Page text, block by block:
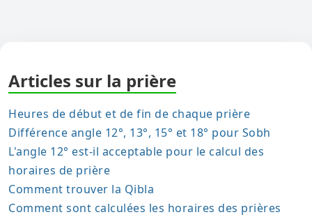
Articles sur la prière
Heures de début et de fin de chaque prière
Différence angle 12°, 13°, 15° et 18° pour Sobh
L'angle 12° est-il acceptable pour le calcul des
horaires de prière
Comment trouver la Qibla
Comment sont calculées les horaires des prières